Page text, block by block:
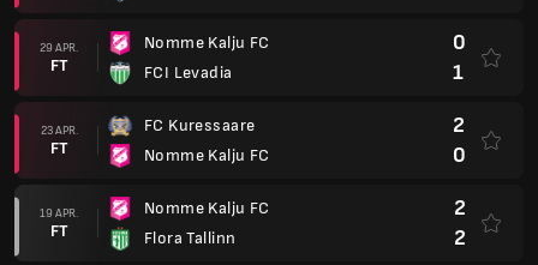
29 APR.
FT
Nomme Kalju FC
FCI Levadia
0
1
23 APR.
FT
FC Kuressaare
Nomme Kalju FC
2
0
19 APR.
FT
Nomme Kalju FC
Flora Tallinn
2
2